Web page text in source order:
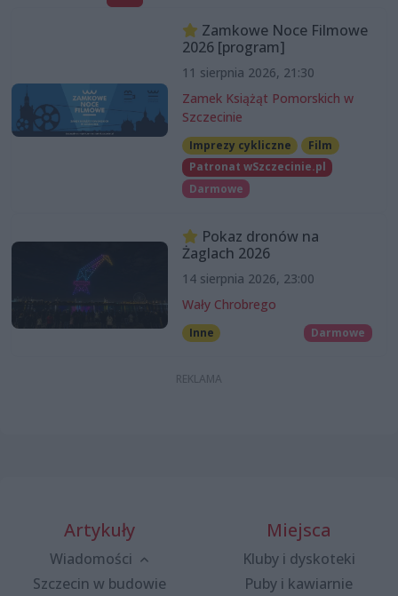
Zamkowe Noce Filmowe
2026 [program]
11 sierpnia 2026, 21:30
Zamek Książąt Pomorskich w
Szczecinie
Imprezy cykliczne
Film
Patronat wSzczecinie.pl
Darmowe
Pokaz dronów na
Żaglach 2026
14 sierpnia 2026, 23:00
Wały Chrobrego
Inne Darmowe
Artykuły
Wiadomości
Szczecin w budowie
Miejsca
Kluby i dyskoteki
Puby i kawiarnie